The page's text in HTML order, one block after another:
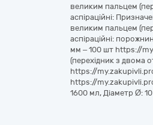
великим пальцем
аспіраційні:
великим пальцем
аспіраційні:
мм – 100 шт https://
(перехідник з двома
https://
https://
1600 мл, Діаметр Ø: